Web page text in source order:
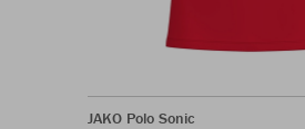
JAKO Polo Sonic